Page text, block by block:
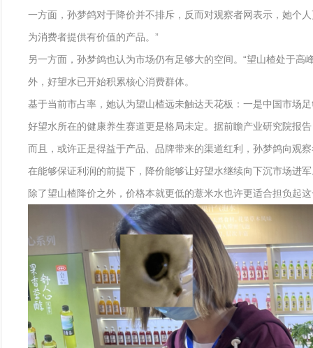
一方面，孙梦鸽对于降价并不排斥，反而对观察者网表示，她个
为消费者提供有价值的产品。”
另一方面，孙梦鸽也认为市场仍有足够大的空间。“望山楂处于
外，好望水已开始积累核心消费群体。
基于当前市占率，她认为望山楂远未触达天花板：一是中国市场
好望水所在的健康养生赛道更是格局未定。据前瞻产业研究院报
而且，或许正是得益于产品、品牌带来的渠道红利，孙梦鸽向观
在能够保证利润的前提下，降价能够让好望水继续向下沉市场进
除了望山楂降价之外，价格本就更低的薏米水也许更适合担负起